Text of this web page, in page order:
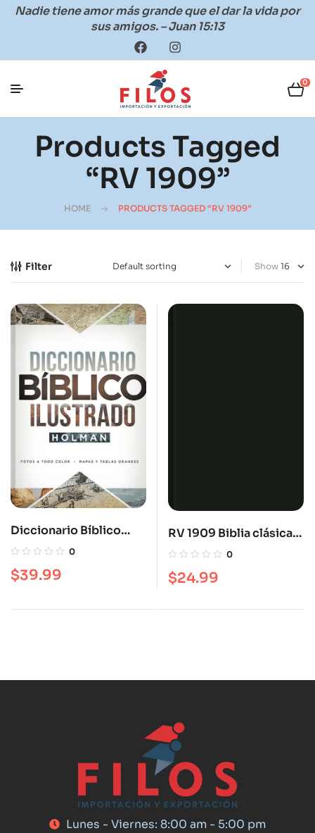
Nadie tiene amor más grande que el dar la vida por
sus amigos. – Juan 15:13
0
Products Tagged
“RV 1909”
HOME PRODUCTS TAGGED “RV 1909”
Filter Show
Diccionario Bíblico
Ilustrado Holman
0
$39.99
RV 1909 Biblia clásica
con referencia, negro
tapa dura
0
$24.99
Lunes - Viernes: 8:00 am - 5:00 pm